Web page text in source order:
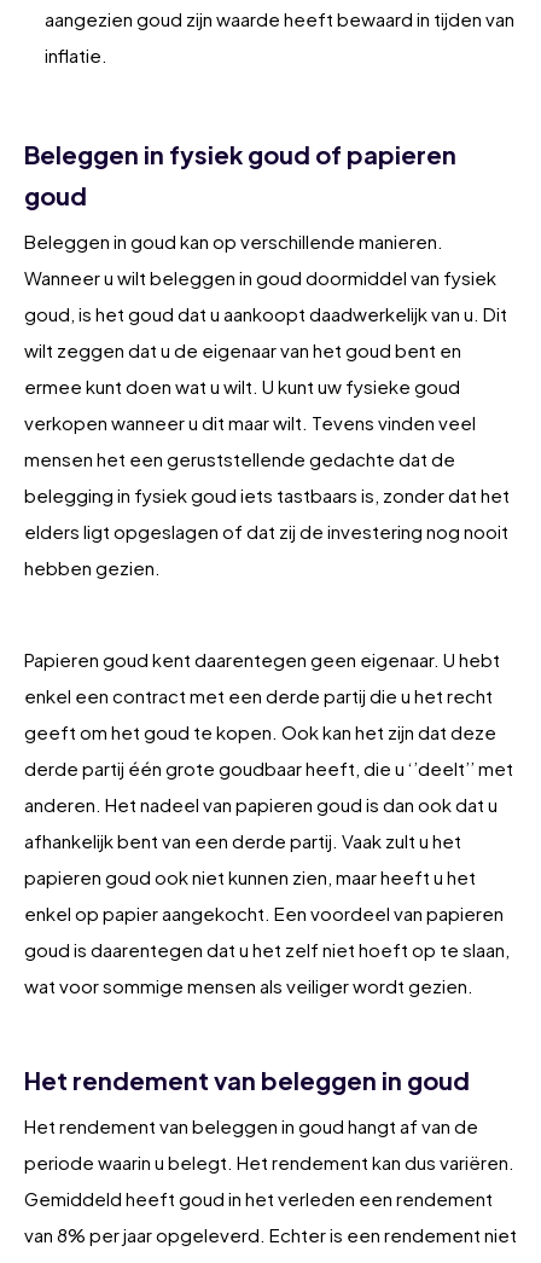
aangezien goud zijn waarde heeft bewaard in tijden van
inflatie.
Beleggen in fysiek goud of papieren
goud
Beleggen in goud kan op verschillende manieren.
Wanneer u wilt beleggen in goud doormiddel van fysiek
goud, is het goud dat u aankoopt daadwerkelijk van u. Dit
wilt zeggen dat u de eigenaar van het goud bent en
ermee kunt doen wat u wilt. U kunt uw fysieke goud
verkopen wanneer u dit maar wilt. Tevens vinden veel
mensen het een geruststellende gedachte dat de
belegging in fysiek goud iets tastbaars is, zonder dat het
elders ligt opgeslagen of dat zij de investering nog nooit
hebben gezien.
Papieren goud kent daarentegen geen eigenaar. U hebt
enkel een contract met een derde partij die u het recht
geeft om het goud te kopen. Ook kan het zijn dat deze
derde partij één grote goudbaar heeft, die u ‘’deelt’’ met
anderen. Het nadeel van papieren goud is dan ook dat u
afhankelijk bent van een derde partij. Vaak zult u het
papieren goud ook niet kunnen zien, maar heeft u het
enkel op papier aangekocht. Een voordeel van papieren
goud is daarentegen dat u het zelf niet hoeft op te slaan,
wat voor sommige mensen als veiliger wordt gezien.
Het rendement van beleggen in goud
Het rendement van beleggen in goud hangt af van de
periode waarin u belegt. Het rendement kan dus variëren.
Gemiddeld heeft goud in het verleden een rendement
van 8% per jaar opgeleverd. Echter is een rendement niet